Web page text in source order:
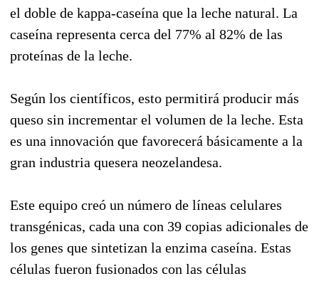
el doble de kappa-caseína que la leche natural. La
caseína representa cerca del 77% al 82% de las
proteínas de la leche.
Según los científicos, esto permitirá producir más
queso sin incrementar el volumen de la leche. Esta
es una innovación que favorecerá básicamente a la
gran industria quesera neozelandesa.
Este equipo creó un número de líneas celulares
transgénicas, cada una con 39 copias adicionales de
los genes que sintetizan la enzima caseína. Estas
células fueron fusionados con las células